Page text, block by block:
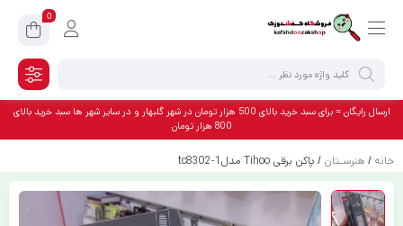
0
ارسال رایگان = برای سبد خرید بالای 500 هزار تومان در شهر گلبهار و در سایر شهر ها سبد خرید بالای
800 هزار تومان
خانه / هنرسـتان / پاکن برقی Tihoo مدلtc8302-1